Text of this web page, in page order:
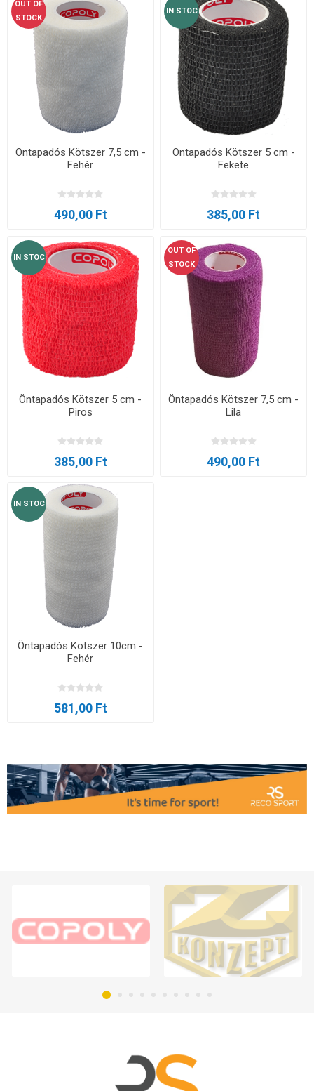
OUT OF
STOCK
Öntapadós Kötszer 7,5 cm -
Fehér
490,00 Ft
IN STOC
Öntapadós Kötszer 5 cm -
Fekete
385,00 Ft
IN STOC
Öntapadós Kötszer 5 cm -
Piros
385,00 Ft
OUT OF
STOCK
Öntapadós Kötszer 7,5 cm -
Lila
490,00 Ft
IN STOC
Öntapadós Kötszer 10cm -
Fehér
581,00 Ft